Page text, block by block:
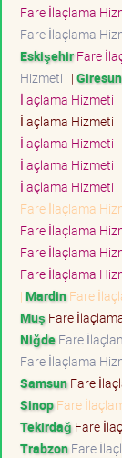
Fare İlaçlama
Fare İlaçlama
EskişehirFare
Hizmeti | Giresun
İlaçlama Hizmeti
İlaçlama Hizmeti
İlaçlama Hizmeti
İlaçlama Hizmeti
İlaçlama Hizmeti
Fare İlaçlama
Fare İlaçlama
Fare İlaçlama
Fare İlaçlama
| MardinFare
Muş Fare
NiğdeFare
Fare İlaçlama
SamsunFare
SinopFare
Tekirdağ Fare
TrabzonFare